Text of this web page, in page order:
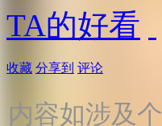
TA的好看
收藏 分享到 评论
内容如涉及